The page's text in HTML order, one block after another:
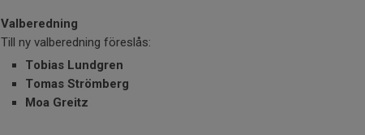
Valberedning
Till ny valberedning föreslås:
Tobias Lundgren
Tomas Strömberg
Moa Greitz